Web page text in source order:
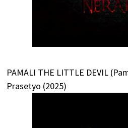
PAMALI THE LITTLE DEVIL
Prasetyo (2025)